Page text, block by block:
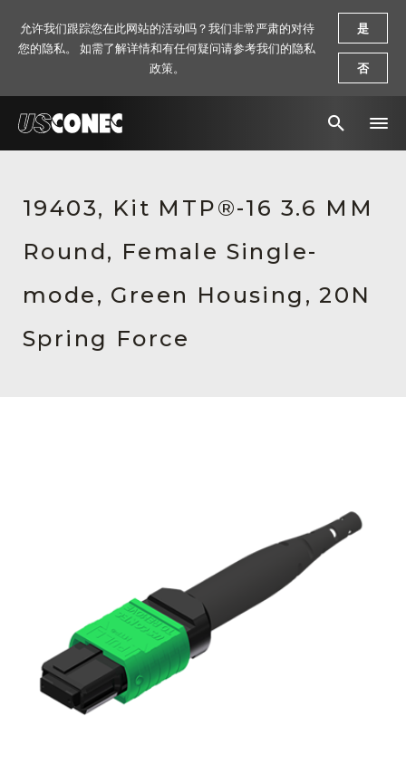
解决方案
产品
资源
关于我们
19403, Kit MTP®-16 3.6 MM
Round, Female Single-
mode, Green Housing, 20N
Spring Force
允许我们跟踪您在此网站的活动吗？我们非常严肃的对待
您的隐私。 如需了解详情和有任何疑问请参考我们的隐私
政策。
是
否